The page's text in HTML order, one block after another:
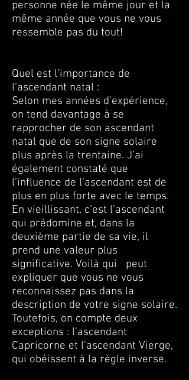
personne née le même jour et la
même année que vous ne vous
ressemble pas du tout!
Quel est l’importance de
l’ascendant natal :
Selon mes années d’expérience,
on tend davantage à se
rapprocher de son ascendant
natal que de son signe solaire
plus après la trentaine. J’ai
également constaté que
l’influence de l’ascendant est de
plus en plus forte avec le temps.
En vieillissant, c’est l’ascendant
qui prédomine et, dans la
deuxième partie de sa vie, il
prend une valeur plus
significative. Voilà qui peut
expliquer que vous ne vous
reconnaissez pas dans la
description de votre signe solaire.
Toutefois, on compte deux
exceptions : l’ascendant
Capricorne et l’ascendant Vierge,
qui obéissent à la règle inverse.